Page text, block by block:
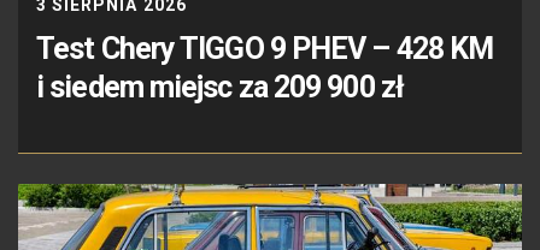
3 SIERPNIA 2026
Test Chery TIGGO 9 PHEV – 428 KM
i siedem miejsc za 209 900 zł